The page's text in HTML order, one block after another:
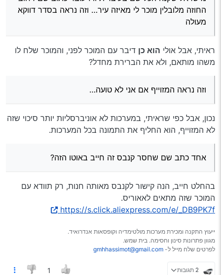
החוזה מלובלין מוכר לי מאיזה עיר… וזה נראה בסדר דווקא
מעולה
ראיתי, אבל אולי הוא כן דיבר עם המוכר לפני, והמוכר שלח לו
משהו מותאם, ולא את הברירת מחדל?
וזה נראה המזוייף אם אני לא טועה…
נכון, אבל כפי שראיתי, במערכות לא אוניברסליות יותר סיכוי שזה
לא המזוייף, הוא החליף את התמונה בכל המערכות.
אחד כתב שם שחסר קנבס זה חייב באוטו הזה?
בהחלט חייב, הנה קישור לקנבס מאותה חנות, רק תוודא עם
המוכר שזה מתאים לאאוריס.
https://s.click.aliexpress.com/e/_DB9PK7f
ייעוץ התקנה ומכירת מערכות מולטימדיה וקופסאות אנדרואיד.
מגוון פתרונות סינון וחסימה. בית שמש.
לפרטים שלח מייל ל- gmhhassimot@gmail.com
2 תגובות 1